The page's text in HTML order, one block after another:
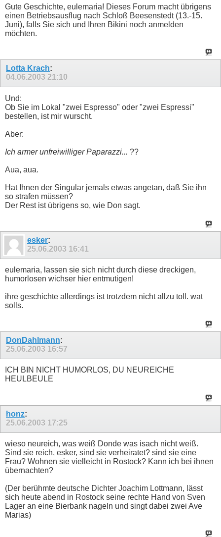
Gute Geschichte, eulemaria! Dieses Forum macht übrigens
einen Betriebsausflug nach Schloß Beesenstedt (13.-15.
Juni), falls Sie sich und Ihren Bikini noch anmelden
möchten.
Lotta Krach:
04.06.2003 21:10
Und:
Ob Sie im Lokal "zwei Espresso" oder "zwei Espressi"
bestellen, ist mir wurscht.
Aber:
Ich armer unfreiwilliger Paparazzi... ??
Aua, aua.
Hat Ihnen der Singular jemals etwas angetan, daß Sie ihn
so strafen müssen?
Der Rest ist übrigens so, wie Don sagt.
esker:
25.06.2003 16:41
eulemaria, lassen sie sich nicht durch diese dreckigen,
humorlosen wichser hier entmutigen!
ihre geschichte allerdings ist trotzdem nicht allzu toll. wat
solls.
DonDahlmann:
25.06.2003 16:57
ICH BIN NICHT HUMORLOS, DU NEUREICHE
HEULBEULE
honz:
25.06.2003 17:25
wieso neureich, was weiß Donde was isach nicht weiß.
Sind sie reich, esker, sind sie verheiratet? sind sie eine
Frau? Wohnen sie vielleicht in Rostock? Kann ich bei ihnen
übernachten?
(Der berühmte deutsche Dichter Joachim Lottmann, lässt
sich heute abend in Rostock seine rechte Hand von Sven
Lager an eine Bierbank nageln und singt dabei zwei Ave
Marias)